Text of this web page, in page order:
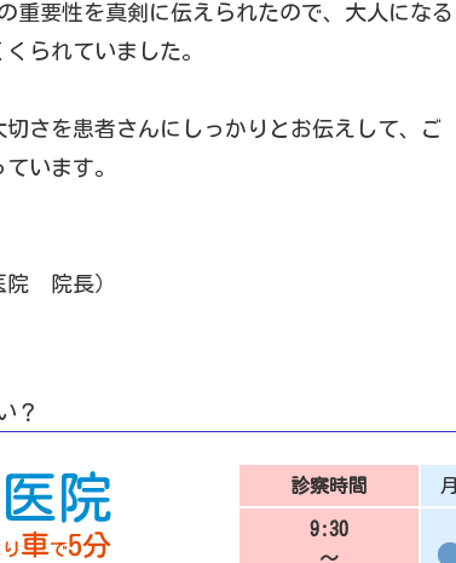
重要性を真剣に伝えられたので、大人になる
られていました。
さを患者さんにしっかりとお伝えして、ご
ています。
院 院長）
？
診察時間 月
9:30
～